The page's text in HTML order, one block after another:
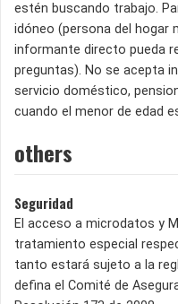
estén buscando trabajo.
idóneo (persona del hogar
informante directo pueda
preguntas). No se acepta
servicio doméstico,
cuando el menor de edad
others
Seguridad
El acceso a microdatos y
tratamiento especial
tanto estará sujeto a la
defina el Comité de